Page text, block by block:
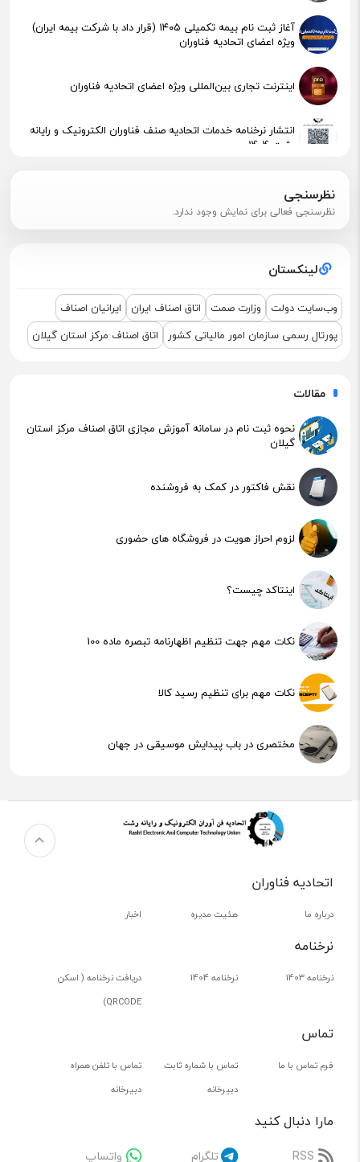
آغاز ثبت نام بیمه تکمیلی ۱۴۰۵ (قرار داد با شرکت بیمه ایران)
ویژه اعضای اتحادیه فناوران
اینترنت تجاری بین‌المللی ویژه اعضای اتحادیه فناوران
انتشار نرخنامه خدمات اتحادیه صنف فناوران الکترونیک و رایانه
رشت 1404
نشست مشترک درباره نمایشگاه ETEX+IGF 2025
نظرسنجی
نظرسنجی فعالی برای نمایش وجود ندارد.
لینکستان
وب‌سایت دولت وزارت صمت اتاق اصناف ایران
ایرانیان اصناف
پورتال رسمی سازمان امور مالیاتی کشور
اتاق اصناف مرکز استان گیلان
مقالات
نحوه ثبت نام در سامانه آموزش مجازی اتاق اصناف مرکز استان
گیلان
نقش فاکتور در کمک به فروشنده
لزوم احراز هویت در فروشگاه های حضوری
اینتاکد چیست؟
نکات مهم جهت تنظیم اظهارنامه تبصره ماده 100
نکات مهم برای تنظیم رسید کالا
مختصری در باب پیدایش موسیقی در جهان
اتحادیه فناوران
درباره ما هئیت مدیره اخبار
نرخنامه
نرخنامه 1403 نرخنامه 1404
دریافت نرخنامه ( اسکن
QRCODE)
تماس
فرم تماس با ما
تماس با شماره ثابت
دبیرخانه
تماس با تلفن همراه
دبیرخانه
مارا دنبال کنید
RSS تلگرام واتساپ